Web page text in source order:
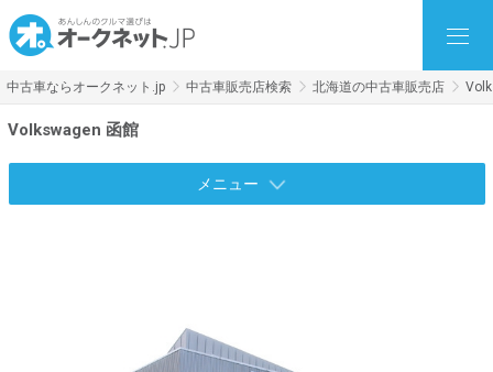
中古車ならオークネット.jp 中古車販売店検索 北海道の中古車販売店
Volkswagen 函館
メニュー